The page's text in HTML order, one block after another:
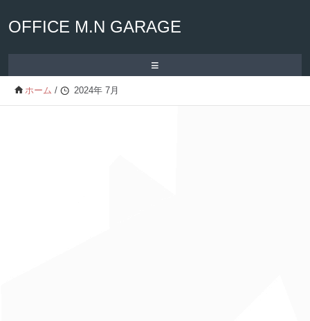
OFFICE M.N GARAGE
≡
ホーム / 2024年 7月